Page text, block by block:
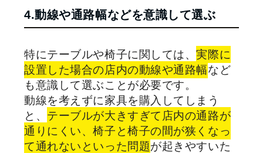
4.動線や通路幅などを意識して選ぶ
特にテーブルや椅子に関しては、実際に
設置した場合の店内の動線や通路幅など
も意識して選ぶことが必要です。
動線を考えずに家具を購入してしまう
と、 テーブルが大きすぎて店内の通路が
通りにくい、椅子と椅子の間が狭くなっ
て通れないといった問題が起きやすいた